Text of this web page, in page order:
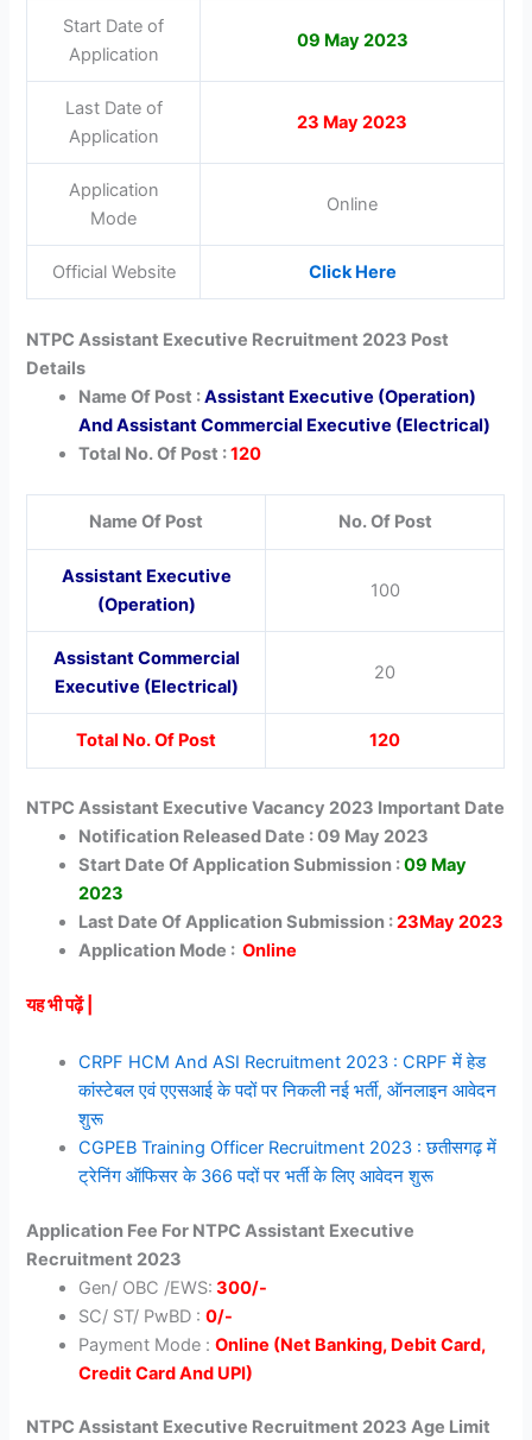
Start Date of
Application
09 May 2023
Last Date of
Application
23 May 2023
Application
Mode
Online
Official Website Click Here
NTPC Assistant Executive Recruitment 2023 Post
Details
Name Of Post :Assistant Executive (Operation)
And Assistant Commercial Executive (Electrical)
Total No. Of Post :120
Name Of Post No. Of Post
Assistant Executive
(Operation)
100
Assistant Commercial
Executive (Electrical)
20
Total No. Of Post 120
NTPC Assistant Executive Vacancy 2023 Important Date
Notification Released Date : 09 May 2023
Start Date Of Application Submission :09 May
2023
Last Date Of Application Submission :23May 2023
Application Mode : Online
यह भी पढ़ें |
CRPF HCM And ASI Recruitment 2023 : CRPF में हेड
कांस्टेबल एवं एएसआई के पदों पर निकली नई भर्ती, ऑनलाइन आवेदन
शुरू
CGPEB Training Officer Recruitment 2023 : छतीसगढ़ में
ट्रेनिंग ऑफिसर के 366 पदों पर भर्ती के लिए आवेदन शुरू
Application Fee For NTPC Assistant Executive
Recruitment 2023
Gen/ OBC /EWS: 300/-
SC/ ST/ PwBD :0/-
Payment Mode :Online (Net Banking, Debit Card,
Credit Card And UPI)
NTPC Assistant Executive Recruitment 2023 Age Limit